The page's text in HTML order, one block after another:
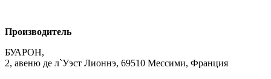
Производитель
БУАРОН,
2, авеню де л`Уэст Лионнэ, 69510 Мессими, Франция